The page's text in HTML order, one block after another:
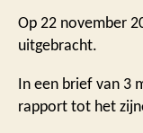
Op 22 november
uitgebracht.
In een brief van 3
rapport tot het